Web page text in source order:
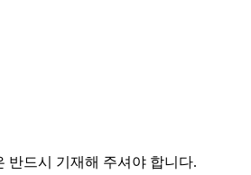
반드시 기재해 주셔야 합니다.